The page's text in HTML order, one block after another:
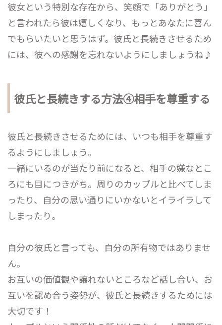
彼女という特別な存在から、笑顔で「ありがとう」
と言われたら彼は嬉しくなり、もっとあなたに喜ん
でもらいたいと思うはず。彼氏と長続きさせるため
には、彼への感謝を忘れないようにしましょうね♪
彼氏と長続きする方法④相手を尊重する
彼氏と長続きさせるためには、いつも相手を尊重す
るようにしましょう。
一緒にいるのが当たり前になると、相手の嫌なとこ
ろにも目につきがち。周りのカップルと比べてしま
ったり、自分の思い通りにいかないとイライラして
しまったり。
自分の彼氏と言っても、自分の所有物ではありませ
ん。
お互いの価値観や譲れないところなど話し合い、お
互いを認め合う姿勢が、彼氏と長続きするためには
大切です！